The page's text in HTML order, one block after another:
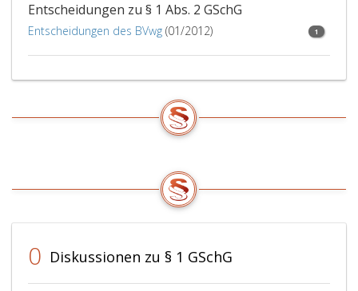
Entscheidungen zu § 1 Abs. 2 GSchG
Entscheidungen des BVwg (01/2012) 1
0 Diskussionen zu § 1 GSchG